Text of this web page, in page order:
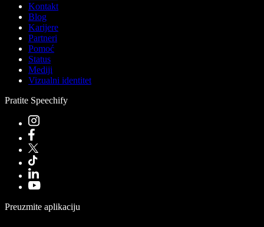
Kontakt
Blog
Karijere
Partneri
Pomoć
Status
Mediji
Vizualni identitet
Pratite Speechify
Preuzmite aplikaciju